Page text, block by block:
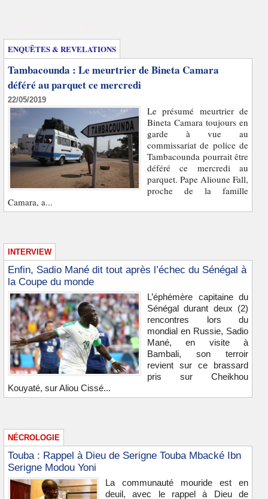
ENQUÊTES & REVELATIONS
Tambacounda : Le meurtrier de Bineta Camara
déféré au parquet ce mercredi
22/05/2019
Le présumé meurtrier de
Bineta Camara toujours en
garde à vue au
commissariat de police de
Tambacounda pourrait être
déféré ce mercredi au
parquet. Pape Alioune Fall,
proche de la famille
Camara, a...
INTERVIEW
Enfin, Sadio Mané dit tout après l’échec du Sénégal à
la Coupe du monde
L’éphémère capitaine du
Sénégal durant deux (2)
rencontres lors du
mondial en Russie, Sadio
Mané, en visite à
Bambali, son terroir
revient sur ce brassard
pris sur Cheikhou
Kouyaté, sur Aliou Cissé...
NÉCROLOGIE
Touba : Rappel à Dieu de Serigne Touba Mbacké Ibn
Serigne Modou Yoni
La communauté mouride est en
deuil, avec le rappel à Dieu de